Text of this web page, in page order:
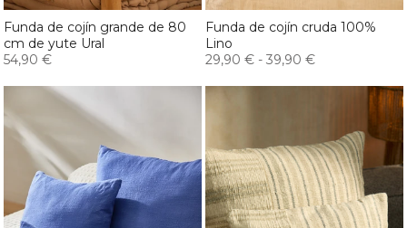
Funda de cojín grande de 80
cm de yute Ural
54,90 €
Funda de cojín cruda 100%
Lino
29,90 € - 39,90 €